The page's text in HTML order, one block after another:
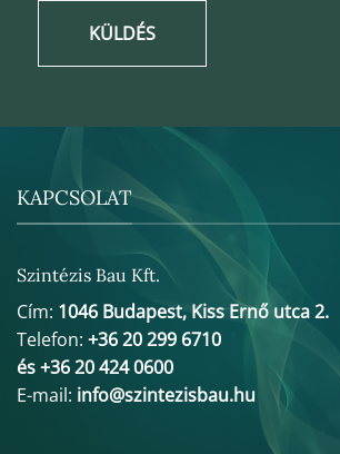
KÜLDÉS
KAPCSOLAT
Szintézis Bau Kft.
Cím: 1046 Budapest, Kiss Ernő utca 2.
Telefon: +36 20 299 6710
és +36 20 424 0600
E-mail: info@szintezisbau.hu